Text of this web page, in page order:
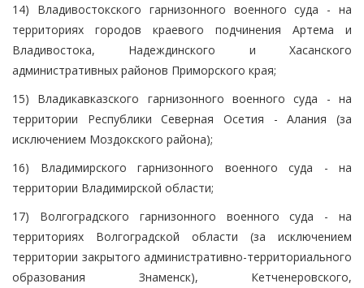
14) Владивостокского гарнизонного военного суда - на
территориях городов краевого подчинения Артема и
Владивостока, Надеждинского и Хасанского
административных районов Приморского края;
15) Владикавказского гарнизонного военного суда - на
территории Республики Северная Осетия - Алания (за
исключением Моздокского района);
16) Владимирского гарнизонного военного суда - на
территории Владимирской области;
17) Волгоградского гарнизонного военного суда - на
территориях Волгоградской области (за исключением
территории закрытого административно-территориального
образования Знаменск), Кетченеровского,